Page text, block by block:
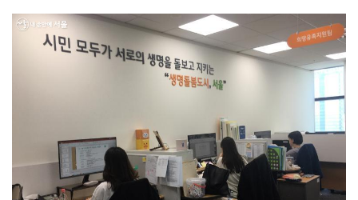
포
털
U
L
복
사
공
하
기
기
크
게
변
경
하
기
작
게
변
경
하
기